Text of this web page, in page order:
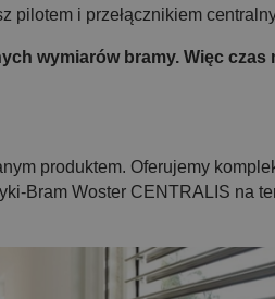
pilotem i przełącznikiem
wymiarów bramy. Więc czas
produktem. Oferujemy
Bram Woster CENTRALIS na